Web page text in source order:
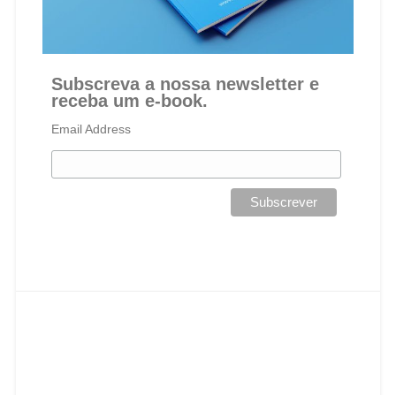
Subscreva a nossa newsletter e
receba um e-book.
Email Address